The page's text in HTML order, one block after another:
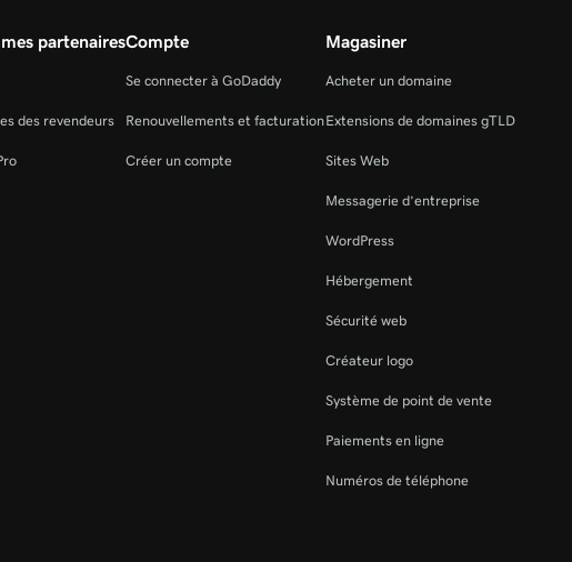
partenaires
des revendeurs
Compte
Se connecter à GoDaddy
Renouvellements et facturation
Créer un compte
Magasiner
Acheter un domaine
Extensions de domaines gTLD
Sites Web
Messagerie d’entreprise
WordPress
Hébergement
Sécurité web
Créateur logo
Système de point de vente
Paiements en ligne
Numéros de téléphone